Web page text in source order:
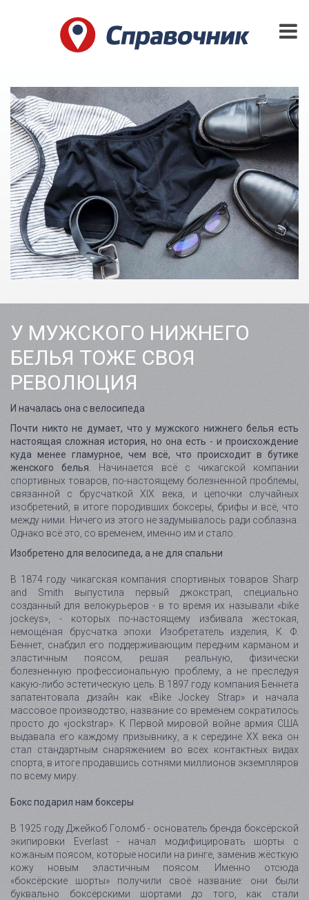
У МУЖСКОГО НИЖНЕГО
БЕЛЬЯ ТОЖЕ СВОЯ
РЕВОЛЮЦИЯ
И началась она с велосипеда
Почти никто не думает, что у мужского нижнего белья есть
настоящая сложная история, но она есть - и происхождение
куда менее гламурное, чем всё, что происходит в бутике
женского белья.
Начинается всё с чикагской компании
спортивных товаров, по-настоящему болезненной проблемы,
связанной с брусчаткой XIX века, и цепочки случайных
изобретений, в итоге породивших боксеры, брифы и всё, что
между ними. Ничего из этого не задумывалось ради соблазна.
Однако всё это, со временем, именно им и стало.
Изобретено для велосипеда, а не для спальни
В 1874 году чикагская компания спортивных товаров Sharp
and Smith выпустила первый джокстрап, специально
созданный для велокурьеров - в то время их называли «bike
jockeys», - которых по-настоящему избивала жестокая,
немощёная брусчатка эпохи. Изобретатель изделия, К. Ф.
Беннет, снабдил его поддерживающим передним карманом и
эластичным поясом, решая реальную, физически
болезненную профессиональную проблему, а не преследуя
какую-либо эстетическую цель. В 1897 году компания Беннета
запатентовала дизайн как «Bike Jockey Strap» и начала
массовое производство; название со временем сократилось
просто до «jockstrap». К Первой мировой войне армия США
выдавала его каждому призывнику, а к середине XX века он
стал стандартным снаряжением во всех контактных видах
спорта, в итоге продавшись сотнями миллионов экземпляров
по всему миру.
Бокс подарил нам боксеры
В 1925 году Джейкоб Голомб - основатель бренда боксёрской
экипировки Everlast - начал модифицировать шорты с
кожаным поясом, которые носили на ринге, заменив жёсткую
кожу новым эластичным поясом. Именно отсюда
«боксёрские шорты» получили своё название: они были
буквально боксёрскими шортами до того, как стали